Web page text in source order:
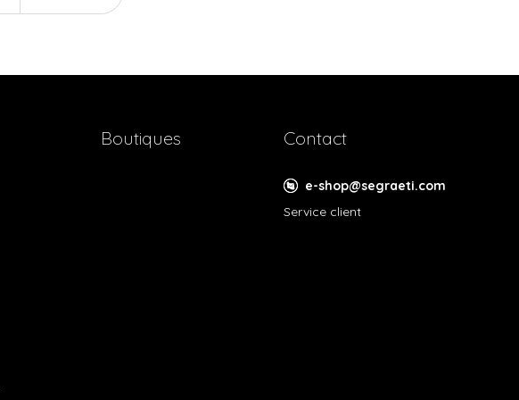
Boutiques Contact
e-shop@segraeti.com
Service client